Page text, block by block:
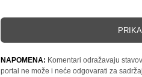
NAPOMENA: Komentari odražavaju
portal ne može i neće odgovarati za